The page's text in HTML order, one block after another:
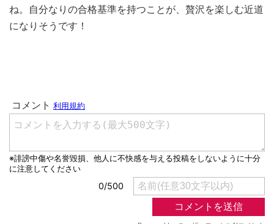
ね。自分なりの合格基準を持つことが、贅沢を楽しむ近道
になりそうです！